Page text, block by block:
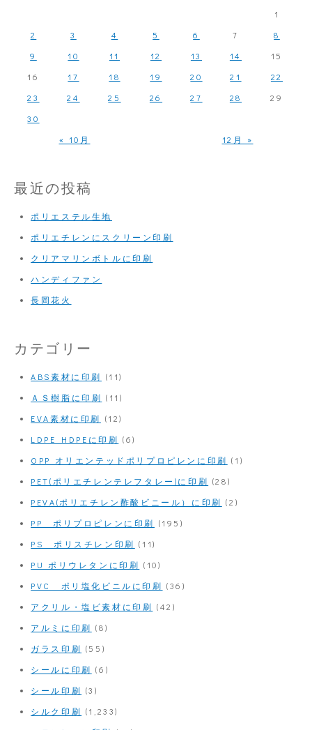
を
本
の
１
« 10月 12月 »
1
2
3 4 5 6 7
8
9
10 11 12 13 14
15
16
17 18 19 20 21
22
23
24 25 26 27 28
29
30
最近の投稿
ポリエステル生地
ポリエチレンにスクリーン印刷
クリアマリンボトルに印刷
ハンディファン
長岡花火
カテゴリー
ABS素材に印刷 (11)
ＡＳ樹脂に印刷 (11)
EVA素材に印刷 (12)
LDPE HDPEに印刷 (6)
OPP オリエンテッドポリプロピレンに印刷 (1)
PET(ポリエチレンテレフタレー)に印刷 (28)
PEVA(ポリエチレン酢酸ビニール）に印刷 (2)
PP ポリプロピレンに印刷 (195)
PS ポリスチレン印刷 (11)
PU ポリウレタンに印刷 (10)
PVC ポリ塩化ビニルに印刷 (36)
アクリル・塩ビ素材に印刷 (42)
アルミに印刷 (8)
ガラス印刷 (55)
シールに印刷 (6)
シール印刷 (3)
シルク印刷 (1,233)